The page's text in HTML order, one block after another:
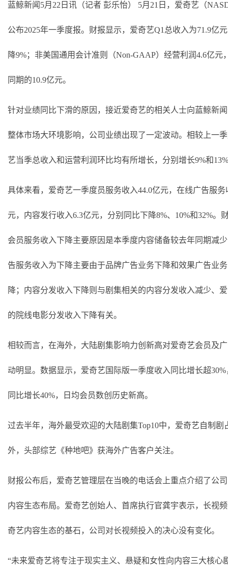
蓝鲸新闻 5月22日讯（记者 彭乐怡） 5月21日，爱奇艺（
公布2025年一季度报。财报显示，爱奇艺Q1总收入为71.9亿
降9%；非美国通用会计准则（Non-GAAP）经营利润4.6亿元
同期的10.9亿元。
针对业绩同比下滑的原因，接近爱奇艺的相关人士向蓝鲸新
整体市场大环境影响，公司业绩出现了一定波动。相较上一
艺当季总收入和运营利润环比均有所增长，分别增长9%和
具体来看，爱奇艺一季度员服务收入44.0亿元，在线广告服务
元，内容发行收入6.3亿元，分别同比下降8%、10%和32%。
会员服务收入下降主要原因是本季度内容储备较去年同期减少
告服务收入为下降主要由于品牌广告业务下降和效果广告业
降； 内容分发收入下降则 与剧集相关的内容分发收入减少、
的院线电影分发收入下降有关。
相较而言，在海外，大陆剧集影响力创新高对爱奇艺会员及
动明显。数据显示，爱奇艺国际版一季度收入同比增长超
同比增长40%，日均会员数创历史新高。
过去半年，海外最受欢迎的大陆剧集Top10中，爱奇艺自制剧
外，头部综艺《种地吧》获海外广告客户关注。
财报公布后，爱奇艺管理层在当晚的电话会上重点介绍了公
内容生态布局。爱奇艺创始人、首席执行官龚宇表示，长视
奇艺内容生态的基石，公司对长视频投入的决心没有变化。
“未来爱奇艺将专注于现实主义、悬疑和女性向内容三大核心